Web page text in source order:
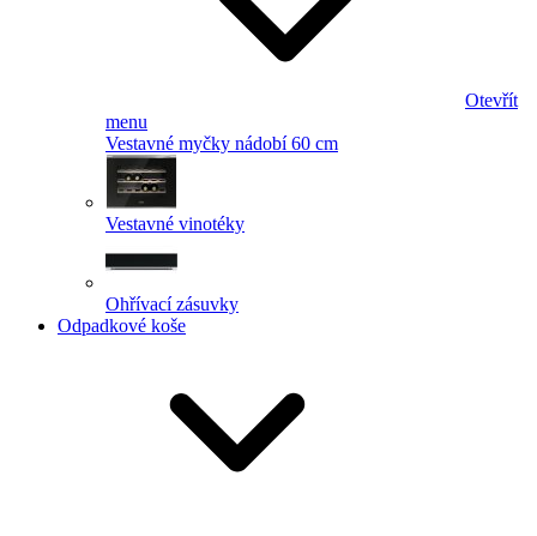
Otevřít
menu
Vestavné myčky nádobí 60 cm
Vestavné vinotéky
Ohřívací zásuvky
Odpadkové koše